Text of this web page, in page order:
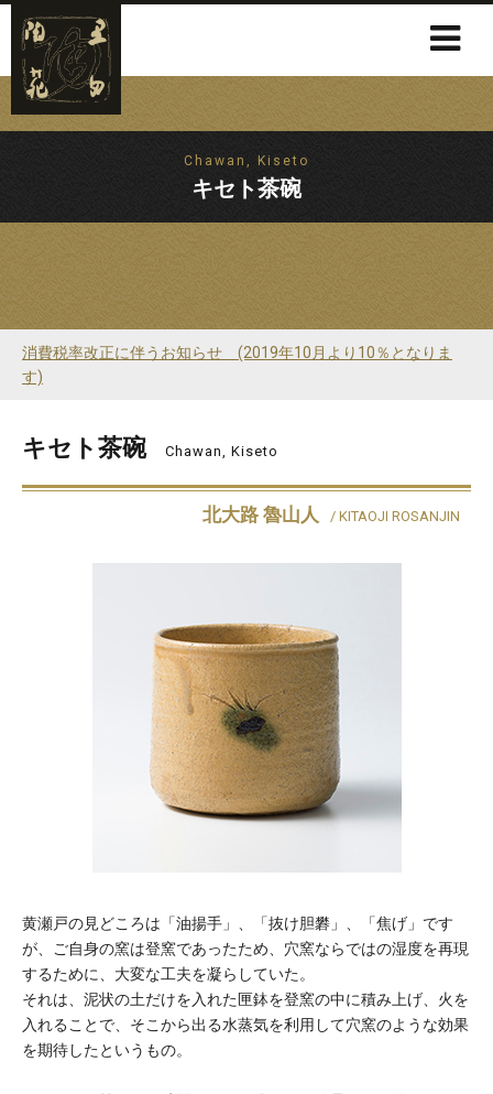
Chawan, Kiseto
キセト茶碗
消費税率改正に伴うお知らせ (2019年10月より10％となりま
す)
キセト茶碗 Chawan, Kiseto
北大路 魯山人 / KITAOJI ROSANJIN
黄瀬戸の見どころは「油揚手」、「抜け胆礬」、「焦げ」です
が、ご自身の窯は登窯であったため、穴窯ならではの湿度を再現
するために、大変な工夫を凝らしていた。
それは、泥状の土だけを入れた匣鉢を登窯の中に積み上げ、火を
入れることで、そこから出る水蒸気を利用して穴窯のような効果
を期待したというもの。